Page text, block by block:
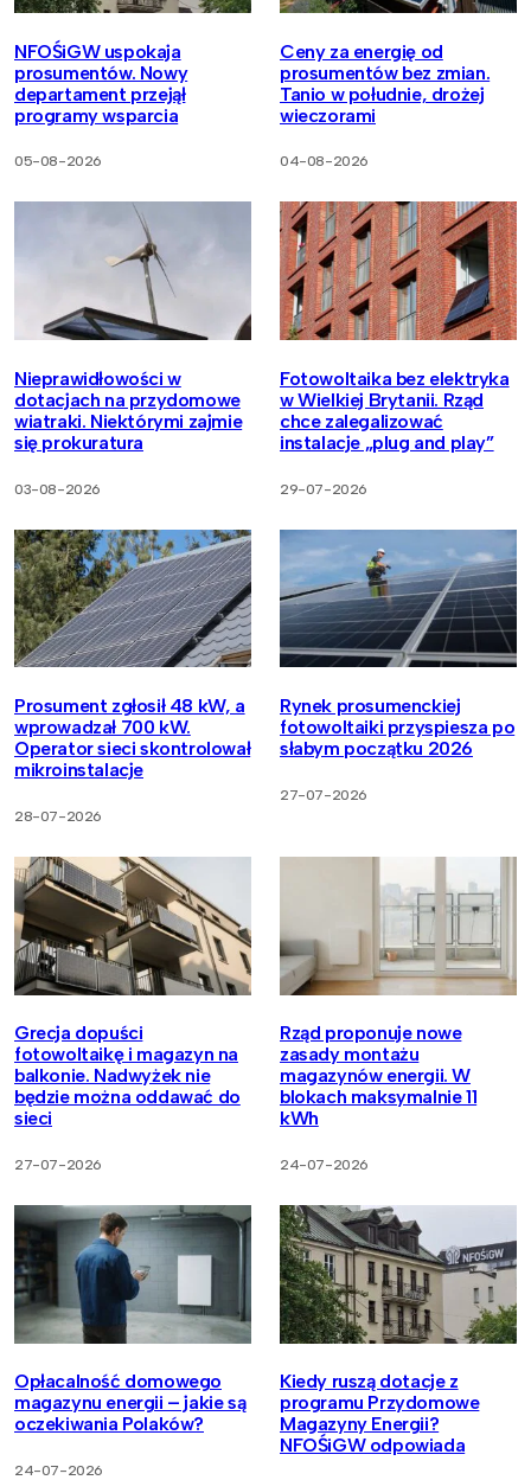
NFOŚiGW uspokaja
prosumentów. Nowy
departament przejął
programy wsparcia
05-08-2026
Ceny za energię od
prosumentów bez zmian.
Tanio w południe, drożej
wieczorami
04-08-2026
Nieprawidłowości w
dotacjach na przydomowe
wiatraki. Niektórymi zajmie
się prokuratura
03-08-2026
Fotowoltaika bez elektryka
w Wielkiej Brytanii. Rząd
chce zalegalizować
instalacje „plug and play”
29-07-2026
Prosument zgłosił 48 kW, a
wprowadzał 700 kW.
Operator sieci skontrolował
mikroinstalacje
28-07-2026
Rynek prosumenckiej
fotowoltaiki przyspiesza po
słabym początku 2026
27-07-2026
Grecja dopuści
fotowoltaikę i magazyn na
balkonie. Nadwyżek nie
będzie można oddawać do
sieci
27-07-2026
Rząd proponuje nowe
zasady montażu
magazynów energii. W
blokach maksymalnie 11
kWh
24-07-2026
Opłacalność domowego
magazynu energii – jakie są
oczekiwania Polaków?
24-07-2026
Kiedy ruszą dotacje z
programu Przydomowe
Magazyny Energii?
NFOŚiGW odpowiada